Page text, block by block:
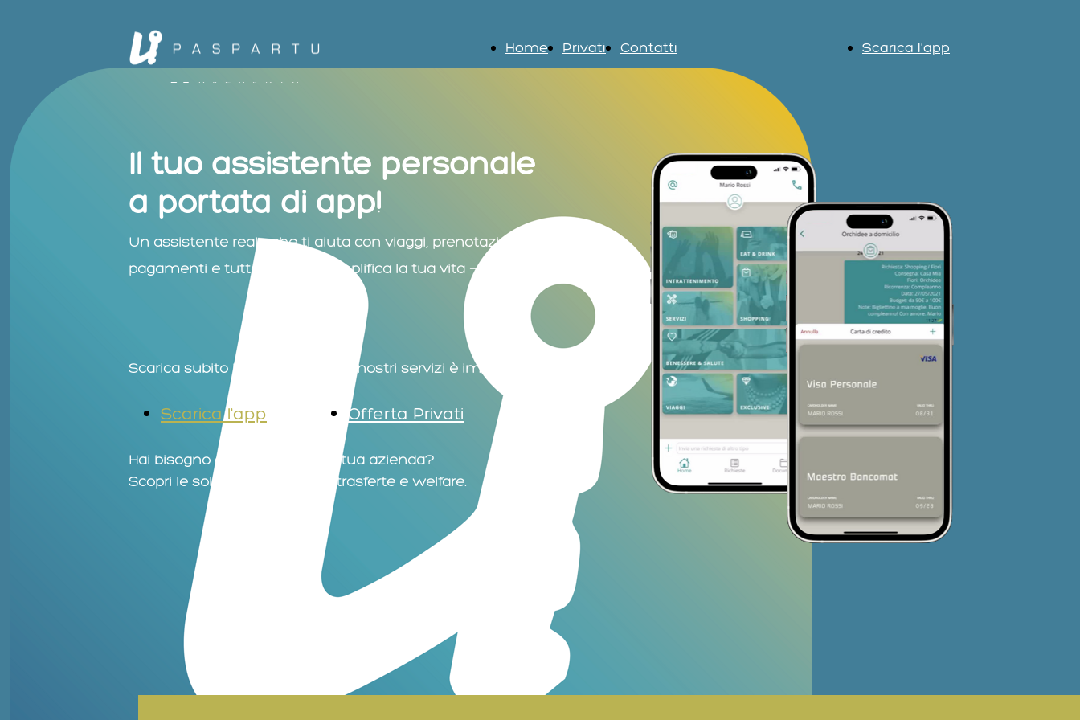
Scarica l'app
Home Privati Contatti
Il tuo assistente personale
a portata di app!
Un assistente reale che ti aiuta con viaggi, prenotazioni,
pagamenti e tutto ciò che semplifica la tua vita — via app o telefono.
Scarica subito l'app: l'accesso ai nostri servizi è immediato.
Scarica l'app Offerta Privati
Hai bisogno di supporto per la tua azienda?
Scopri le soluzioni per eventi, trasferte e welfare.